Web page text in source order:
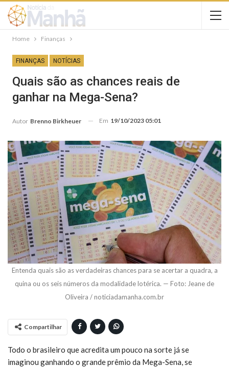
Home Finanças
FINANÇAS NOTÍCIAS
Quais são as chances reais de
ganhar na Mega-Sena?
Autor Brenno Birkheuer Em 19/10/2023 05:01
Entenda quais são as verdadeiras chances para se acertar a quadra, a
quina ou os seis números da modalidade lotérica. — Foto: Jeane de
Oliveira / noticiadamanha.com.br
Compartilhar
Todo o brasileiro que acredita um pouco na sorte já se
imaginou ganhando o grande prêmio da Mega-Sena, se